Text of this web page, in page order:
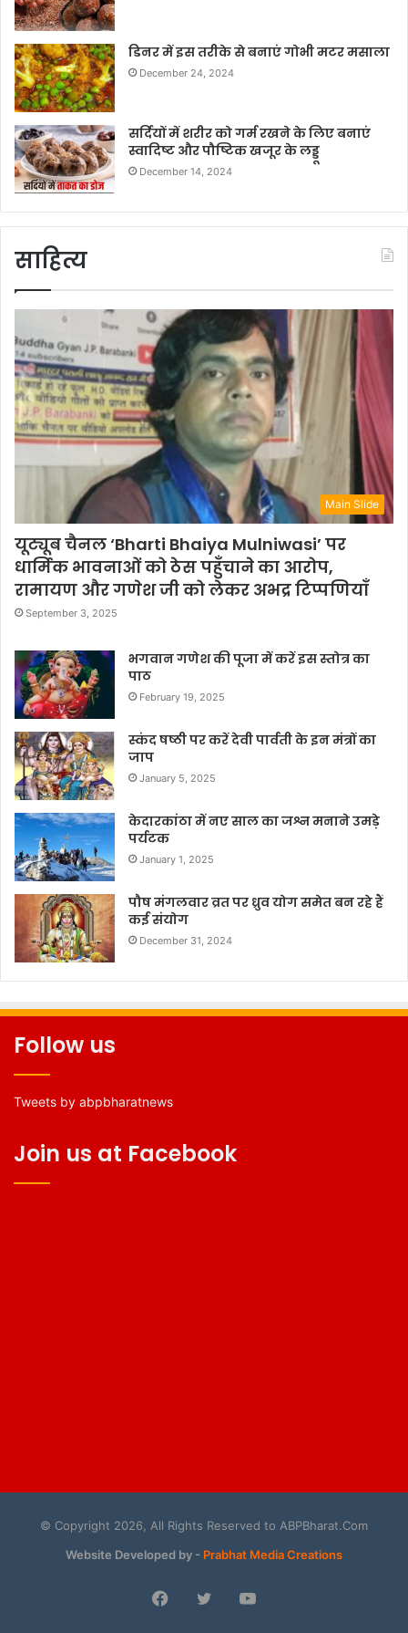
डिनर में इस तरीके से बनाएं गोभी मटर मसाला
December 24, 2024
सर्दियों में शरीर को गर्म रखने के लिए बनाएं
स्वादिष्ट और पौष्टिक खजूर के लड्डू
December 14, 2024
साहित्य
Main Slide
यूट्यूब चैनल ‘Bharti Bhaiya Mulniwasi’ पर
धार्मिक भावनाओं को ठेस पहुँचाने का आरोप,
रामायण और गणेश जी को लेकर अभद्र टिप्पणियाँ
September 3, 2025
भगवान गणेश की पूजा में करें इस स्तोत्र का
पाठ
February 19, 2025
स्कंद षष्ठी पर करें देवी पार्वती के इन मंत्रों का
जाप
January 5, 2025
केदारकांठा में नए साल का जश्न मनाने उमड़े
पर्यटक
January 1, 2025
पौष मंगलवार व्रत पर ध्रुव योग समेत बन रहे हैं
कई संयोग
December 31, 2024
Follow us
Tweets by abpbharatnews
Join us at Facebook
© Copyright 2026, All Rights Reserved to ABPBharat.Com
Website Developed by - Prabhat Media Creations
Facebook
TwitterYouTube